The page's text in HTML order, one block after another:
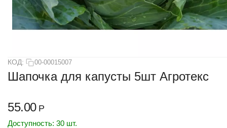
КОД: 00-00015007
Шапочка для капусты 5шт Агротекс
55.00 Р
Доступность: 30 шт.